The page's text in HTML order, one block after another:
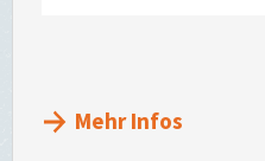
Mehr Infos